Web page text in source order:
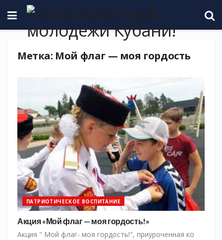
Метка: Мой флаг — моя гордость
ПАТРИОТИЧЕСКОЕ ВОСПИТАНИЕ
Акция «Мой флаг — моя гордость!»
Акция " Мой флаг- моя гордость!", приуроченная ко